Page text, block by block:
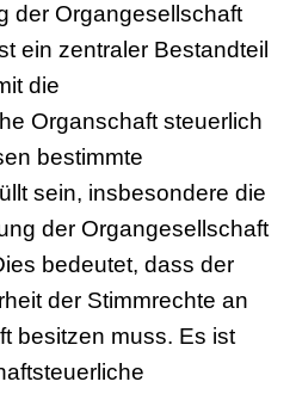
der Organgesellschaft
ein zentraler Bestandteil
die
Organschaft steuerlich
bestimmte
sein, insbesondere die
der Organgesellschaft
bedeutet, dass der
der Stimmrechte an
besitzen muss. Es ist